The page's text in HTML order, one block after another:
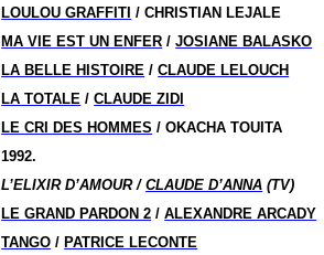
LOULOU GRAFFITI / CHRISTIAN LEJALE
MA VIE EST UN ENFER /JOSIANE BALASKO
LA BELLE HISTOIRE /CLAUDE LELOUCH
LA TOTALE /CLAUDE ZIDI
LE CRI DES HOMMES / OKACHA TOUITA
1992.
L’ELIXIR D’AMOUR /CLAUDE D’ANNA (TV)
LE GRAND PARDON 2 /ALEXANDRE ARCADY
TANGO / PATRICE LECONTE